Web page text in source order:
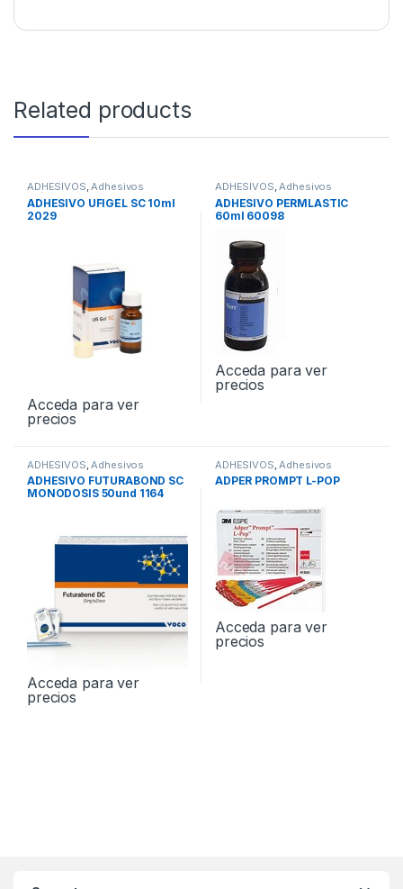
Related products
ADHESIVOS Adhesivos
Prótesis
ADHESIVO UFIGEL SC 10ml
2029
Acceda para ver
precios
ADHESIVOS Adhesivos
Prótesis
ADHESIVO PERMLASTIC
60ml 60098
Acceda para ver
precios
ADHESIVOS Adhesivos
Universales
ADHESIVO FUTURABOND SC
MONODOSIS 50und 1164
Acceda para ver
precios
ADHESIVOS Adhesivos
Universales
ADPER PROMPT L-POP
Acceda para ver
precios